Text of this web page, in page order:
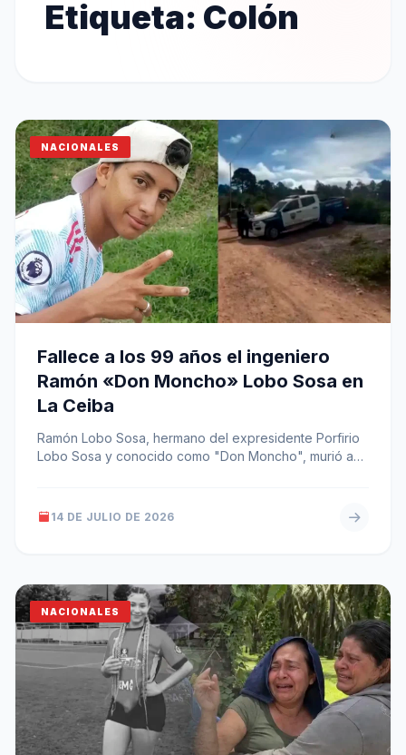
Etiqueta: Colón
NACIONALES
Fallece a los 99 años el ingeniero
Ramón «Don Moncho» Lobo Sosa en
La Ceiba
Ramón Lobo Sosa, hermano del expresidente Porfirio
Lobo Sosa y conocido como "Don Moncho", murió a
14 DE JULIO DE 2026
NACIONALES